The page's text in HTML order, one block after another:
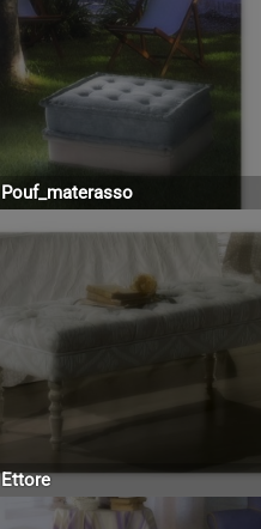
Pouf_materasso
Ettore